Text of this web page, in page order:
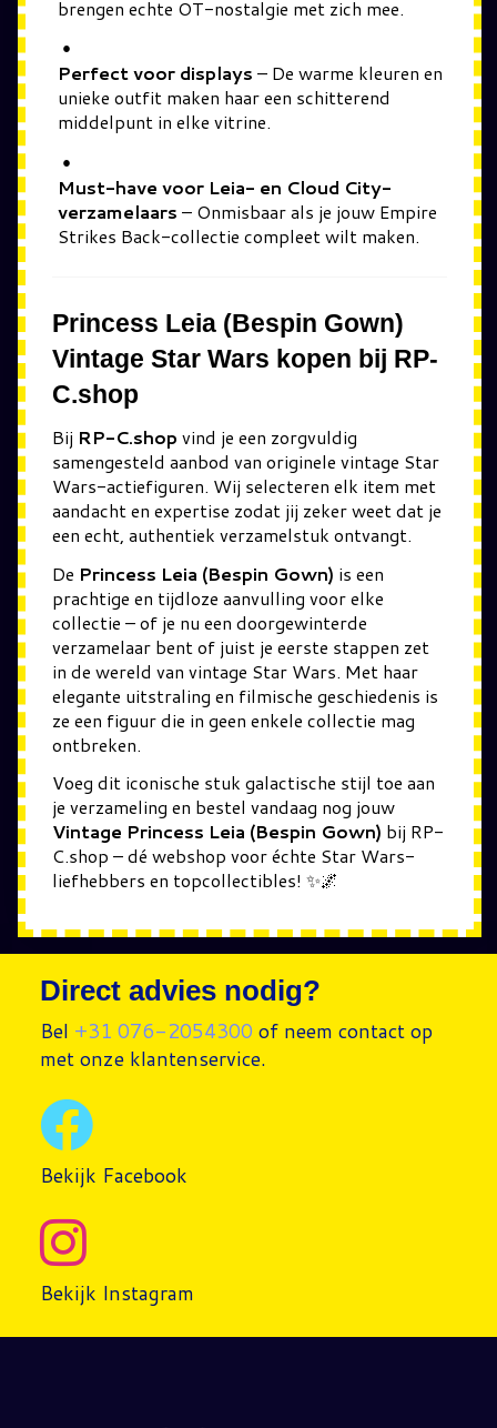
brengen echte OT-nostalgie met zich mee.
Perfect voor displays – De warme kleuren en
unieke outfit maken haar een schitterend
middelpunt in elke vitrine.
Must-have voor Leia- en Cloud City-
verzamelaars – Onmisbaar als je jouw Empire
Strikes Back-collectie compleet wilt maken.
Princess Leia (Bespin Gown)
Vintage Star Wars kopen bij RP-
C.shop
Bij RP-C.shop vind je een zorgvuldig
samengesteld aanbod van originele vintage Star
Wars-actiefiguren. Wij selecteren elk item met
aandacht en expertise zodat jij zeker weet dat je
een echt, authentiek verzamelstuk ontvangt.
De Princess Leia (Bespin Gown) is een
prachtige en tijdloze aanvulling voor elke
collectie – of je nu een doorgewinterde
verzamelaar bent of juist je eerste stappen zet
in de wereld van vintage Star Wars. Met haar
elegante uitstraling en filmische geschiedenis is
ze een figuur die in geen enkele collectie mag
ontbreken.
Voeg dit iconische stuk galactische stijl toe aan
je verzameling en bestel vandaag nog jouw
Vintage Princess Leia (Bespin Gown) bij RP-
C.shop – dé webshop voor échte Star Wars-
liefhebbers en topcollectibles! ✨🌌
Direct advies nodig?
Bel +31 076-2054300 of neem contact op
met onze klantenservice.
Bekijk Facebook
Bekijk Instagram